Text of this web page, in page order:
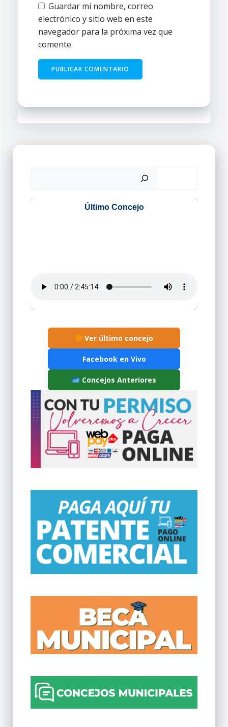
Guardar mi nombre, correo
electrónico y sitio web en este
navegador para la próxima vez que
comente.
Ver último concejo
Facebook en Vivo
Concejos Anteriores